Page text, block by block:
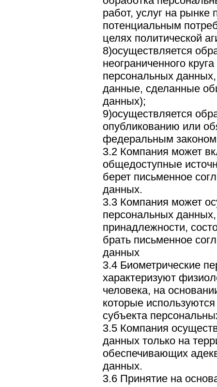
работ, услуг на рынке
потенциальным
целях политической
8)осуществляется
неограниченного
персональных
данные, сделанные
данных);
9)осуществляется
опубликованию или
федеральным
3.2 Компания может
общедоступные
берет письменное
данных.
3.3 Компания может
персональных
принадлежности,
брать письменное
данных
3.4 Биометрические
характеризуют
человека, на
которые
субъекта
3.5 Компания
данных только на
обеспечивающих
данных.
3.6 Принятие на